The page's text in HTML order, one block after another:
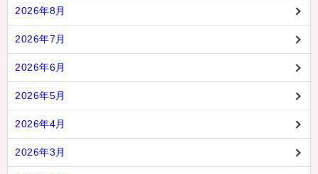
2026年8月
2026年7月
2026年6月
2026年5月
2026年4月
2026年3月